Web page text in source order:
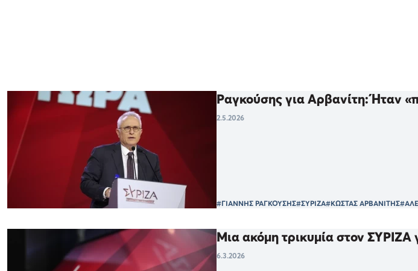
Ραγκούσης για Αρβανίτη: Ήταν
2.5.2026
#ΓΙΑΝΝΗΣ ΡΑΓΚΟΥΣΗΣ#ΣΥΡΙΖΑ#ΚΩΣΤΑΣ ΑΡΒΑΝΙΤΗΣ
Μια ακόμη τρικυμία στον ΣΥΡΙΖΑ
6.3.2026